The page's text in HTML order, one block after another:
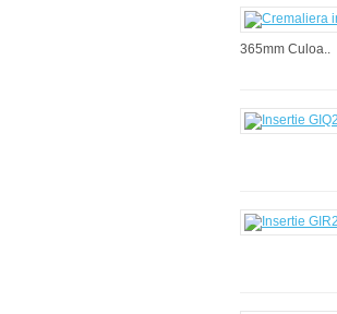
365mm Culoa..